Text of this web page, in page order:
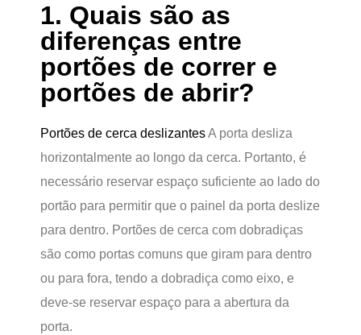
1. Quais são as
diferenças entre
portões de correr e
portões de abrir?
Portões de cerca deslizantesA porta desliza
horizontalmente ao longo da cerca. Portanto, é
necessário reservar espaço suficiente ao lado do
portão para permitir que o painel da porta deslize
para dentro. Portões de cerca com dobradiças
são como portas comuns que giram para dentro
ou para fora, tendo a dobradiça como eixo, e
deve-se reservar espaço para a abertura da
porta.